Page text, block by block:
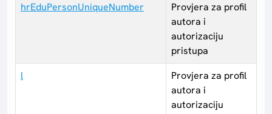
hrEduPersonUniqueNumber
Provjera za profil
autora i
autorizaciju
pristupa
l
Provjera za profil
autora i
autorizaciju